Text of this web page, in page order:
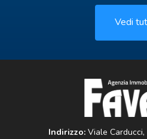
Vedi
Indirizzo: Viale